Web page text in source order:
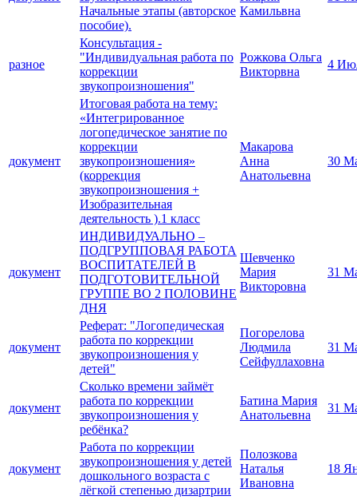
Начальные этапы (авторское
пособие).
Камильвна
разное
Консультация -
"Индивидуальная работа по
коррекции
звукопроизношения"
Рожкова Ольга
Викторвна
4
документ
Итоговая работа на тему:
«Интегрированное
логопедическое занятие по
коррекции
звукопроизношения»
(коррекция
звукопроизношения +
Изобразительная
деятельность ).1 класс
Макарова
Анна
Анатольевна
30
документ
ИНДИВИДУАЛЬНО –
ПОДГРУППОВАЯ РАБОТА
ВОСПИТАТЕЛЕЙ В
ПОДГОТОВИТЕЛЬНОЙ
ГРУППЕ ВО 2 ПОЛОВИНЕ
ДНЯ
Шевченко
Мария
Викторовна
31
документ
Реферат: "Логопедическая
работа по коррекции
звукопроизношения у
детей"
Погорелова
Людмила
Сейфуллаховна
31
документ
Сколько времени займёт
работа по коррекции
звукопроизношения у
ребёнка?
Батина Мария
Анатольевна
31
документ
Работа по коррекции
звукопроизношения у детей
дошкольного возраста с
лёгкой степенью дизартрии
Полозкова
Наталья
Ивановна
18